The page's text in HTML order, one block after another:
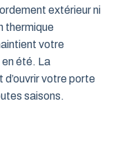
extérieur ni
thermique
votre
en été. La
votre porte
saisons.